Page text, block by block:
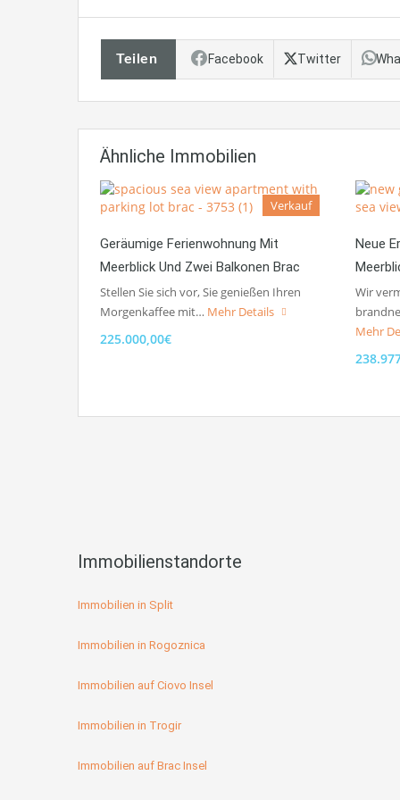
Teilen Facebook Twitter
Ähnliche Immobilien
Verkauf
Geräumige Ferienwohnung Mit
Meerblick Und Zwei Balkonen Brac
Stellen Sie sich vor, Sie genießen Ihren
Morgenkaffee mit… Mehr Details
225.000,00€
Neue
Wir
Mehr
Immobilienstandorte
Immobilien in Split
Immobilien in Rogoznica
Immobilien auf Ciovo Insel
Immobilien in Trogir
Immobilien auf Brac Insel